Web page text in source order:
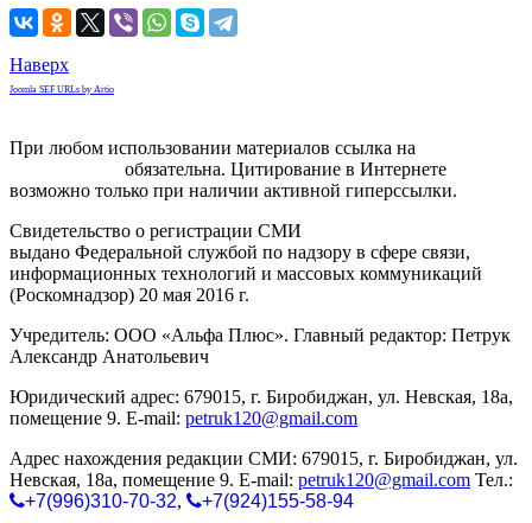
Наверх
Joomla SEF URLs by Artio
При любом использовании материалов ссылка на
обязательна. Цитирование в Интернете
возможно только при наличии активной гиперссылки.
Свидетельство о регистрации СМИ
выдано Федеральной службой по надзору в сфере связи,
информационных технологий и массовых коммуникаций
(Роскомнадзор) 20 мая 2016 г.
Учредитель: ООО «Альфа Плюс». Главный редактор: Петрук
Александр Анатольевич
Юридический адрес: 679015, г. Биробиджан, ул. Невская, 18а,
помещение 9. E-mail: petruk120@gmail.com
Адрес нахождения редакции СМИ: 679015, г. Биробиджан, ул.
Невская, 18а, помещение 9. E-mail: petruk120@gmail.com Тел.:
+7(996)310-70-32, +7(924)155-58-94